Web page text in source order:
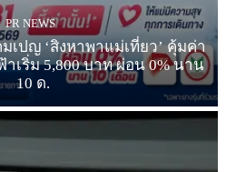
PR NEWS
มเปญ ‘สิงหาพาแม่เที่ยว’ คุ้มค่า
เริ่ม 5,800 บาท ผ่อน 0% นาน
10 ด.